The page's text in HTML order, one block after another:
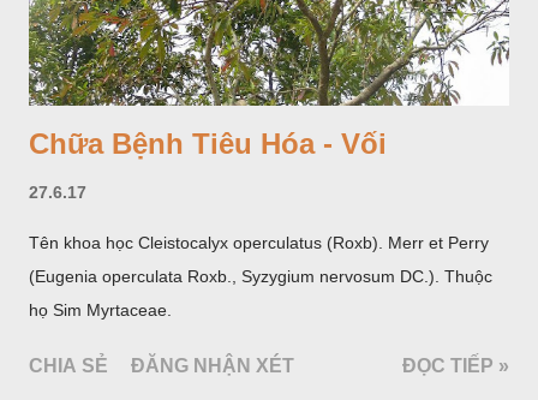
Chữa Bệnh Tiêu Hóa - Vối
27.6.17
Tên khoa học Cleistocalyx operculatus (Roxb). Merr et Perry
(Eugenia operculata Roxb., Syzygium nervosum DC.). Thuộc
họ Sim Myrtaceae.
CHIA SẺ ĐĂNG NHẬN XÉT ĐỌC TIẾP »